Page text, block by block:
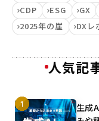
CDP
ESG GX
2025年の崖
DXレ
人気記
生成